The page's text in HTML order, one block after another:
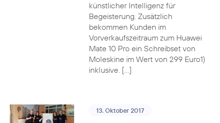
künstlicher Intelligenz für
Begeisterung. Zusätzlich
bekommen Kunden im
Vorverkaufszeitraum zum Huawei
Mate 10 Pro ein Schreibset von
Moleskine im Wert von 299 Euro1)
inklusive. […]
13. Oktober 2017